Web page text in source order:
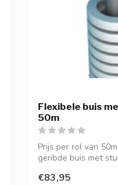
Flexibele buis
50m
Prijs per rol van
geribde buis met
€83,95